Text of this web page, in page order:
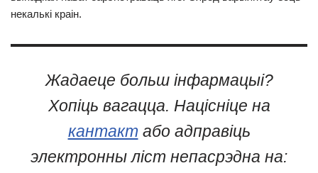
некалькі краін.
Жадаеце больш інфармацыі?
Хопіць вагацца. Націсніце на
кантакт або адправіць
электронны ліст непасрэдна на: